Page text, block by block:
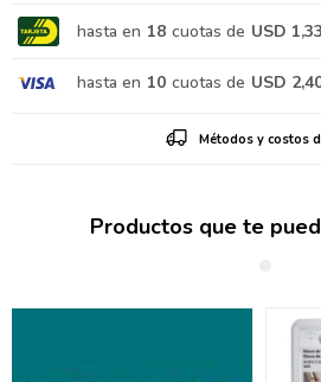
hasta en 18 cuotas de USD 1,33
hasta en 10 cuotas de USD
Métodos y costos
Productos que te